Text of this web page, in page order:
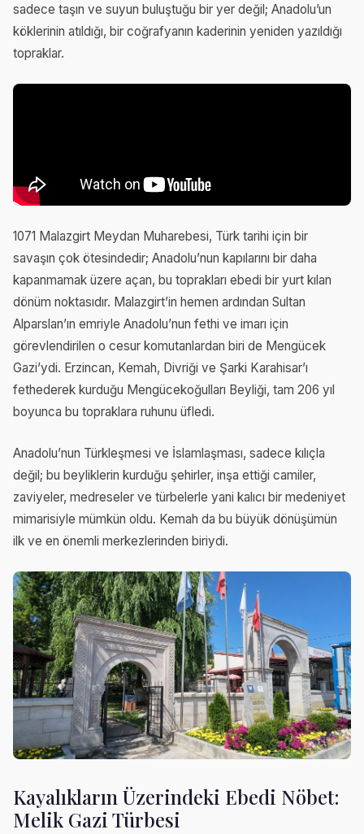
sadece taşın ve suyun buluştuğu bir yer değil; Anadolu’un
köklerinin atıldığı, bir coğrafyanın kaderinin yeniden yazıldığı
topraklar.
1071 Malazgirt Meydan Muharebesi, Türk tarihi için bir
savaşın çok ötesindedir; Anadolu’nun kapılarını bir daha
kapanmamak üzere açan, bu toprakları ebedi bir yurt kılan
dönüm noktasıdır. Malazgirt’in hemen ardından Sultan
Alparslan’ın emriyle Anadolu’nun fethi ve imarı için
görevlendirilen o cesur komutanlardan biri de Mengücek
Gazi’ydi. Erzincan, Kemah, Divriği ve Şarki Karahisar’ı
fethederek kurduğu Mengücekoğulları Beyliği, tam 206 yıl
boyunca bu topraklara ruhunu üfledi.
Anadolu’nun Türkleşmesi ve İslamlaşması, sadece kılıçla
değil; bu beyliklerin kurduğu şehirler, inşa ettiği camiler,
zaviyeler, medreseler ve türbelerle yani kalıcı bir medeniyet
mimarisiyle mümkün oldu. Kemah da bu büyük dönüşümün
ilk ve en önemli merkezlerinden biriydi.
Kayalıkların Üzerindeki Ebedi Nöbet:
Melik Gazi Türbesi